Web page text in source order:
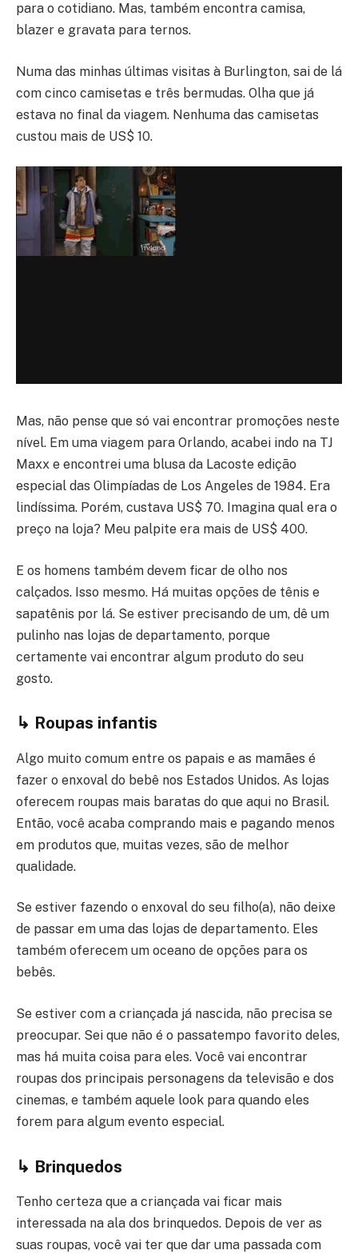
para o cotidiano. Mas, também encontra camisa,
blazer e gravata para ternos.
Numa das minhas últimas visitas à Burlington, sai de lá
com cinco camisetas e três bermudas. Olha que já
estava no final da viagem. Nenhuma das camisetas
custou mais de US$ 10.
Mas, não pense que só vai encontrar promoções neste
nível. Em uma viagem para Orlando, acabei indo na TJ
Maxx e encontrei uma blusa da Lacoste edição
especial das Olimpíadas de Los Angeles de 1984. Era
lindíssima. Porém, custava US$ 70. Imagina qual era o
preço na loja? Meu palpite era mais de US$ 400.
E os homens também devem ficar de olho nos
calçados. Isso mesmo. Há muitas opções de tênis e
sapatênis por lá. Se estiver precisando de um, dê um
pulinho nas lojas de departamento, porque
certamente vai encontrar algum produto do seu
gosto.
↳ Roupas infantis
Algo muito comum entre os papais e as mamães é
fazer o enxoval do bebê nos Estados Unidos. As lojas
oferecem roupas mais baratas do que aqui no Brasil.
Então, você acaba comprando mais e pagando menos
em produtos que, muitas vezes, são de melhor
qualidade.
Se estiver fazendo o enxoval do seu filho(a), não deixe
de passar em uma das lojas de departamento. Eles
também oferecem um oceano de opções para os
bebês.
Se estiver com a criançada já nascida, não precisa se
preocupar. Sei que não é o passatempo favorito deles,
mas há muita coisa para eles. Você vai encontrar
roupas dos principais personagens da televisão e dos
cinemas, e também aquele look para quando eles
forem para algum evento especial.
↳ Brinquedos
Tenho certeza que a criançada vai ficar mais
interessada na ala dos brinquedos. Depois de ver as
suas roupas, você vai ter que dar uma passada com